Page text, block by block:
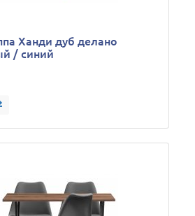
Ханди дуб делано
/ синий